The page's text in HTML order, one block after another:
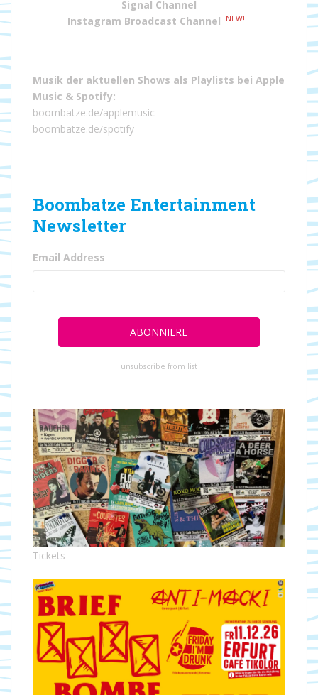
Signal Channel
Instagram Broadcast Channel
NEW!!!
Musik der aktuellen Shows als Playlists bei Apple
Music & Spotify:
boombatze.de/applemusic
boombatze.de/spotify
Boombatze Entertainment
Newsletter
Email Address
unsubscribe from list
Tickets